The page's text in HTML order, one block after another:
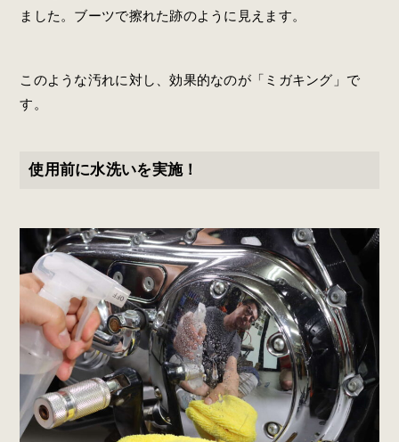
ました。ブーツで擦れた跡のように見えます。
このような汚れに対し、効果的なのが「ミガキング」で
す。
使用前に水洗いを実施！